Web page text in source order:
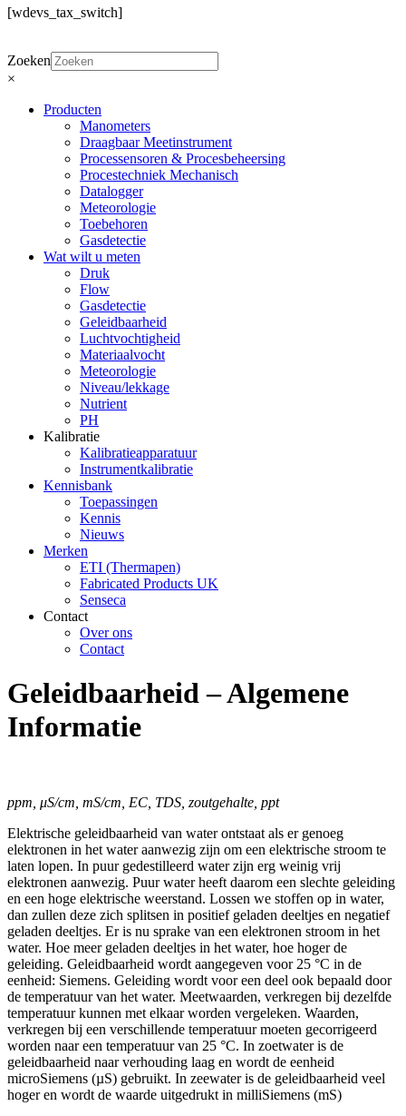
[wdevs_tax_switch]
Zoeken
×
Producten
Manometers
Draagbaar Meetinstrument
Processensoren & Procesbeheersing
Procestechniek Mechanisch
Datalogger
Meteorologie
Toebehoren
Gasdetectie
Wat wilt u meten
Druk
Flow
Gasdetectie
Geleidbaarheid
Luchtvochtigheid
Materiaalvocht
Meteorologie
Niveau/lekkage
Nutrient
PH
Kalibratie
Kalibratieapparatuur
Instrumentkalibratie
Kennisbank
Toepassingen
Kennis
Nieuws
Merken
ETI (Thermapen)
Fabricated Products UK
Senseca
Contact
Over ons
Contact
Geleidbaarheid – Algemene
Informatie
ppm, μS/cm, mS/cm, EC, TDS, zoutgehalte, ppt
Elektrische geleidbaarheid van water ontstaat als er genoeg
elektronen in het water aanwezig zijn om een elektrische stroom te
laten lopen. In puur gedestilleerd water zijn erg weinig vrij
elektronen aanwezig. Puur water heeft daarom een slechte geleiding
en een hoge elektrische weerstand. Lossen we stoffen op in water,
dan zullen deze zich splitsen in positief geladen deeltjes en negatief
geladen deeltjes. Er is nu sprake van een elektronen stroom in het
water. Hoe meer geladen deeltjes in het water, hoe hoger de
geleiding. Geleidbaarheid wordt aangegeven voor 25 °C in de
eenheid: Siemens. Geleiding wordt voor een deel ook bepaald door
de temperatuur van het water. Meetwaarden, verkregen bij dezelfde
temperatuur kunnen met elkaar worden vergeleken. Waarden,
verkregen bij een verschillende temperatuur moeten gecorrigeerd
worden naar een temperatuur van 25 °C. In zoetwater is de
geleidbaarheid naar verhouding laag en wordt de eenheid
microSiemens (µS) gebruikt. In zeewater is de geleidbaarheid veel
hoger en wordt de waarde uitgedrukt in milliSiemens (mS)